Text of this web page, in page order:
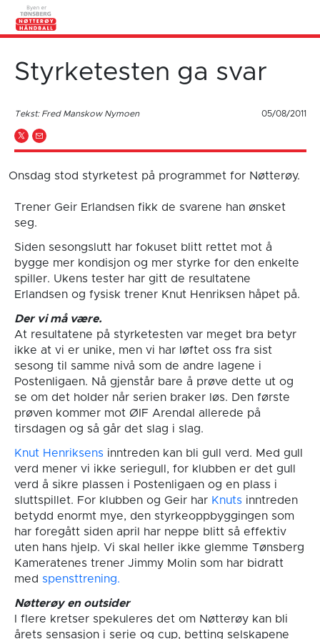
Styrketesten ga svar
Tekst: Fred Manskow Nymoen 05/08/2011
Onsdag stod styrketest på programmet for Nøtterøy.
Trener Geir Erlandsen fikk de svarene han ønsket
seg.
Siden sesongslutt har fokuset blitt rettet mot å
bygge mer kondisjon og mer styrke for den enkelte
spiller. Ukens tester har gitt de resultatene
Erlandsen og fysisk trener Knut Henriksen håpet på.
Der vi må være.
At resultatene på styrketesten var meget bra betyr
ikke at vi er unike, men vi har løftet oss fra sist
sesong til samme nivå som de andre lagene i
Postenligaen. Nå gjenstår bare å prøve dette ut og
se om det holder når serien braker løs. Den første
prøven kommer mot ØIF Arendal allerede på
tirsdagen og så går det slag i slag.
Knut Henriksensinntreden kan bli gull verd. Med gull
verd mener vi ikke seriegull, for klubben er det gull
verd å sikre plassen i Postenligaen og en plass i
sluttspillet. For klubben og Geir har Knutsinntreden
betydd enormt mye, den styrkeoppbyggingen som
har foregått siden april har neppe blitt så effektiv
uten hans hjelp. Vi skal heller ikke glemme Tønsberg
Kameratenes trener Jimmy Molin som har bidratt
med spensttrening.
Nøtterøy en outsider
I flere kretser spekuleres det om Nøtterøy kan bli
årets sensasjon i serie og cup, betting selskapene